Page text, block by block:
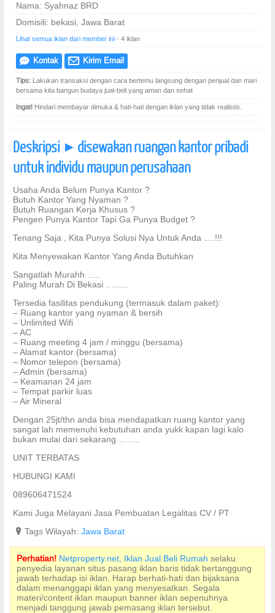
Nama: Syahnaz BRD
Domisili: bekasi, Jawa Barat
Lihat semua iklan dari member ini - 4 iklan
e Kontak @ Kirim Email
Tips: Lakukan transaksi dengan cara bertemu langsung dengan penjual dan mari
bersama kita bangun budaya jual-beli yang aman dan sehat
Ingat! Hindari membayar dimuka & hati-hati dengan iklan yang tidak realistis.
Deskripsi ] disewakan ruangan kantor pribadi
untuk individu maupun perusahaan
Usaha Anda Belum Punya Kantor ?
Butuh Kantor Yang Nyaman ?
Butuh Ruangan Kerja Khusus ?
Pengen Punya Kantor Tapi Ga Punya Budget ?
Tenang Saja , Kita Punya Solusi Nya Untuk Anda ….!!!
Kita Menyewakan Kantor Yang Anda Butuhkan
Sangatlah Murahh …..
Paling Murah Di Bekasi ……..
Tersedia fasilitas pendukung (termasuk dalam paket):
– Ruang kantor yang nyaman & bersih
– Unlimited Wifi
– AC
– Ruang meeting 4 jam / minggu (bersama)
– Alamat kantor (bersama)
– Nomor telepon (bersama)
– Admin (bersama)
– Keamanan 24 jam
– Tempat parkir luas
– Air Mineral
Dengan 25jt/thn anda bisa mendapatkan ruang kantor yang
sangat lah memenuhi kebutuhan anda yukk kapan lagi kalo
bukan mulai dari sekarang ……..
UNIT TERBATAS
HUBUNGI KAMI
089606471524
Kami Juga Melayani Jasa Pembuatan Legalitas CV / PT
? Tags Wilayah: Jawa Barat
Perhatian! Netproperty.net, Iklan Jual Beli Rumah selaku
penyedia layanan situs pasang iklan baris tidak bertanggung
jawab terhadap isi iklan. Harap berhati-hati dan bijaksana
dalam menanggapi iklan yang menyesatkan. Segala
materi/content iklan maupun banner iklan sepenuhnya
menjadi tanggung jawab pemasang iklan tersebut.